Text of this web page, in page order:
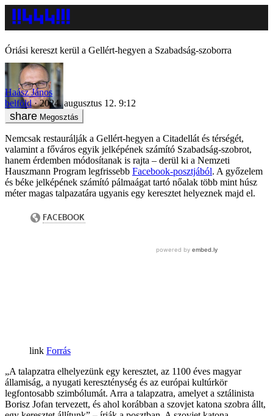
Óriási kereszt kerül a Gellért-hegyen a Szabadság-szoborra
Haász János
belföld
2024. augusztus 12. 9:12
Megosztás
Nemcsak restaurálják a Gellért-hegyen a Citadellát és térségét,
valamint a főváros egyik jelképének számító Szabadság-szobrot,
hanem érdemben módosítanak is rajta – derül ki a Nemzeti
Hauszmann Program legfrissebb Facebook-posztjából. A győzelem
és béke jelképének számító pálmaágat tartó nőalak több mint húsz
méter magas talpazatára ugyanis egy keresztet helyeznek majd el.
Forrás
„A talapzatra elhelyezünk egy keresztet, az 1100 éves magyar
államiság, a nyugati kereszténység és az európai kultúrkör
legfontosabb szimbólumát. Arra a talapzatra, amelyet a sztálinista
Borisz Jofan tervezett, és ahol korábban a szovjet katona szobra állt,